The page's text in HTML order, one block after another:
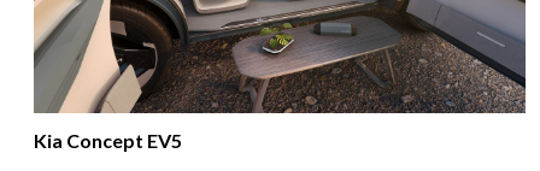
Kia Concept EV5